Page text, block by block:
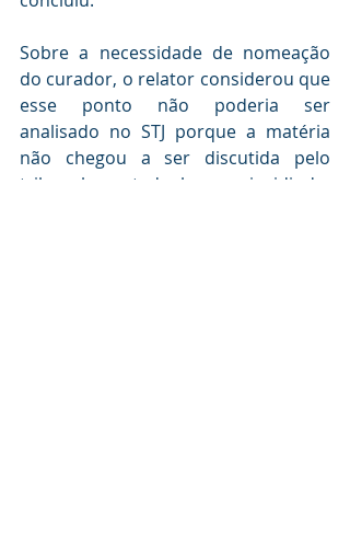
Sobre a necessidade de nomeação
do curador, o relator considerou que
esse ponto não poderia ser
analisado no STJ porque a matéria
não chegou a ser discutida pelo
tribunal estadual – incidindo,